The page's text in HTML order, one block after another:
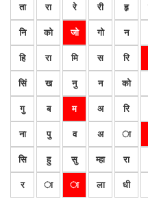
ता रा रे री हृ
नि को जो गो न
हि रा मि स रि
सिं ख नु न को
गु ब म अ रि
ना पु व अ ा
सि हु सु म्हा रा
र ा ा ला धी